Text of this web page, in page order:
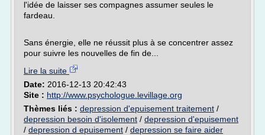
l'idée de laisser ses compagnes assumer seules le
fardeau.
Sans énergie, elle ne réussit plus à se concentrer assez
pour suivre les nouvelles de fin de...
Lire la suite
Date: 2016-12-13 20:42:43
Site : http://www.psychologue.levillage.org
Thèmes liés : depression d'epuisement traitement /
depression besoin d'isolement / depression d'epuisement
/ depression d epuisement / depression se faire aider